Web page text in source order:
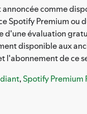
comme
Spotify Premium
évaluation
disponible aux
de ce
, Spotify Premium